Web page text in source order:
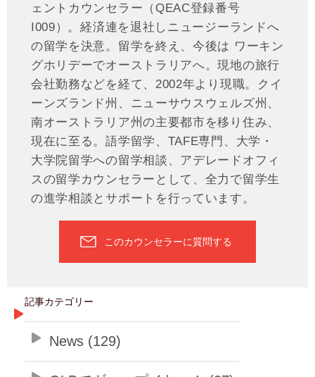
ェントカウンセラー（QEAC登録番号
I009）。経済連を退社しニュージーランドへ
の留学を決意。留学を終え、今後は ワーキン
グホリデーでオーストラリアへ。現地の旅行
会社勤務などを経て、2002年より現職。クイ
ーンズランド州、ニューサウスウェルズ州、
南オーストラリア州の主要都市を移り住み、
現在に至る。語学留学、TAFE専門、大学・
大学院留学への留学相談、アデレードオフィ
スの留学カウンセラーとして、全力で留学生
の進学相談とサポートを行っています。
このカウンセラーに質問する
記事カテゴリー
News (129)